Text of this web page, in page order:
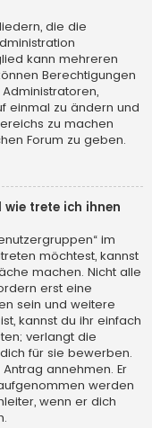
die die
kann mehreren
Berechtigungen
einmal zu ändern und
zu machen
Forum zu geben.
wie trete ich ihnen
im
möchtest, kannst
machen. Nicht alle
erst eine
sein und weitere
kannst du ihr einfach
verlangt die
für sie bewerben.
annehmen. Er
werden
wenn er dich